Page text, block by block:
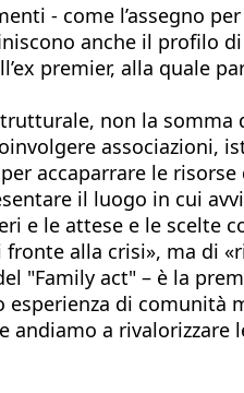
- come l’assegno
anche il profilo
premier, alla quale
non la
associazioni,
accaparrare le
il luogo in cui
e le attese e le scelte
alla crisi», ma di
"Family act" – è la
di comunità
a rivalorizzare